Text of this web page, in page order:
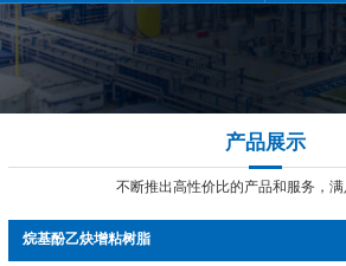
产品展示
不断推出高性价比的产品和服务，
烷基酚乙炔增粘树脂